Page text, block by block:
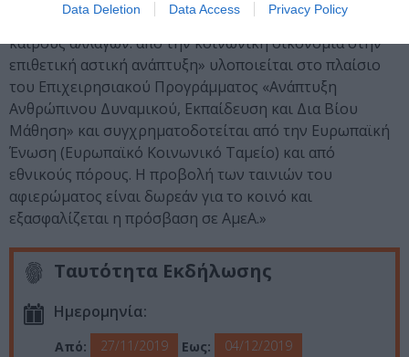
Data Deletion Data Access Privacy Policy
«Το αφιέρωμα «Εξευγενισμός υπό αμφισβήτηση σε
καιρούς αλλαγών: από την κοινωνική οικονομία στην
επιθετική αστική ανάπτυξη» υλοποιείται στο πλαίσιο
του Επιχειρησιακού Προγράμματος «Ανάπτυξη
Ανθρώπινου Δυναμικού, Εκπαίδευση και Δια Βίου
Μάθηση» και συγχρηματοδοτείται από την Ευρωπαϊκή
Ένωση (Ευρωπαϊκό Κοινωνικό Ταμείο) και από
εθνικούς πόρους. Η προβολή των ταινιών του
αφιερώματος είναι δωρεάν για το κοινό και
εξασφαλίζεται η πρόσβαση σε ΑμεΑ.»
Ταυτότητα Εκδήλωσης
Ημερομηνία:
Από: 27/11/2019 Εως: 04/12/2019